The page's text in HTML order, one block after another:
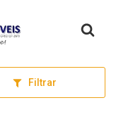
Filtrar